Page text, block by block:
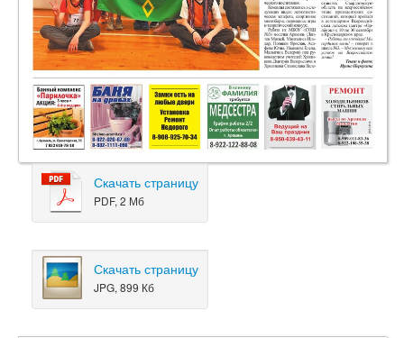
Скачать страницу
PDF, 2 Мб
Скачать страницу
JPG, 899 Кб